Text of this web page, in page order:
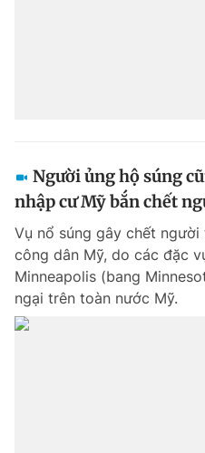
Người ủng hộ súng
nhập cư Mỹ bắn chết
Vụ nổ súng gây chết người
công dân Mỹ, do các đặc
Minneapolis (bang
ngại trên toàn nước Mỹ.